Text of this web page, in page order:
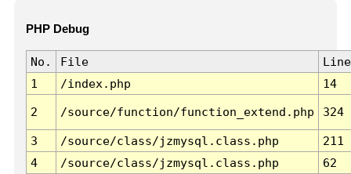
PHP Debug
No. File
Line
1
/index.php 14
2 /source/function/function_extend.php 324
3 /source/class/jzmysql.class.php
211
4
/source/class/jzmysql.class.php
62